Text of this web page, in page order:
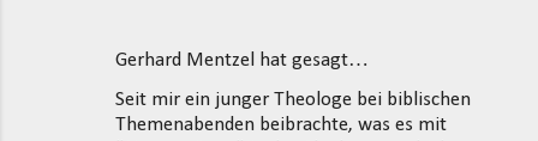
Gerhard Mentzel hat gesagt…
Seit mir ein junger Theologe bei biblischen
Themenabenden beibrachte, was es mit